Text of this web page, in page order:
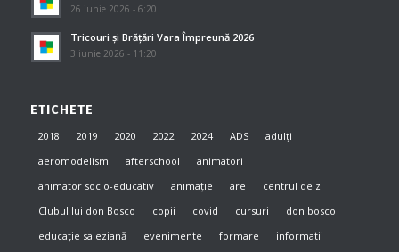
26 iunie 2026 - 6:20
Tricouri și Brățări Vara Împreună 2026
3 iunie 2026 - 11:20
ETICHETE
2018 2019 2020 2022 2024 ADS
adulți
aeromodelism
afterschool
animatori
animator socio-educativ
animație are
centrul de zi
Clubul lui don Bosco
copii covid cursuri
don bosco
educație saleziană
evenimente formare informatii